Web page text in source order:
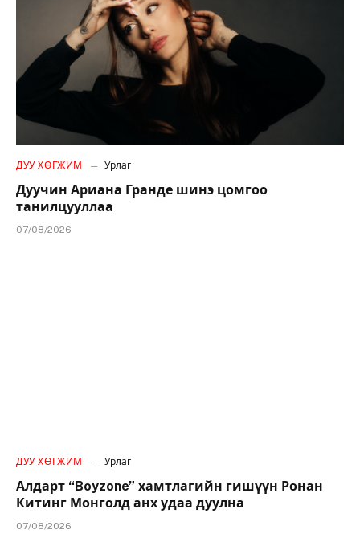
ДУУ ХӨГЖИМ Урлаг
Дуучин Ариана Гранде шинэ цомгоо
танилцууллаа
07/08/2026
ДУУ ХӨГЖИМ Урлаг
Алдарт “Boyzone” хамтлагийн гишүүн Ронан
Китинг Монголд анх удаа дуулна
07/08/2026